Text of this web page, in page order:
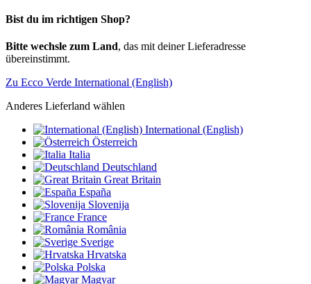
Bist du im richtigen Shop?
Bitte wechsle zum Land, das mit deiner Lieferadresse
übereinstimmt.
Zu Ecco Verde International (English)
Anderes Lieferland wählen
International (English)
Österreich
Italia
Deutschland
Great Britain
España
Slovenija
France
România
Sverige
Hrvatska
Polska
Magyar